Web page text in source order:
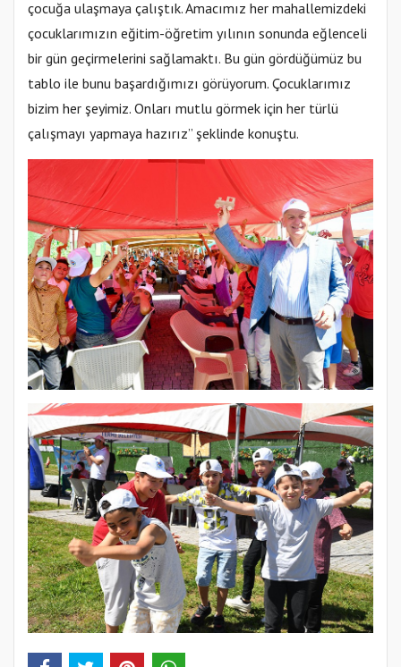
çocuğa ulaşmaya çalıştık. Amacımız her mahallemizdeki
çocuklarımızın eğitim-öğretim yılının sonunda eğlenceli
bir gün geçirmelerini sağlamaktı. Bu gün gördüğümüz bu
tablo ile bunu başardığımızı görüyorum. Çocuklarımız
bizim her şeyimiz. Onları mutlu görmek için her türlü
çalışmayı yapmaya hazırız” şeklinde konuştu.